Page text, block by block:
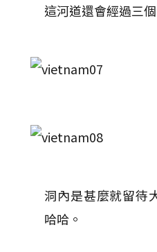
這河道還會經過三個
洞內是甚麼就留待
哈哈。